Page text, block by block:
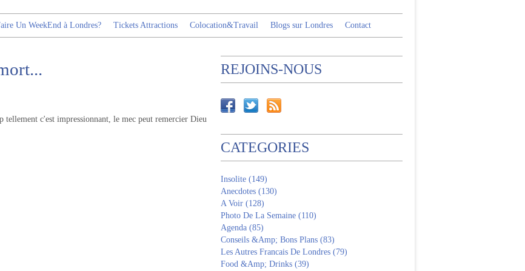
Un WeekEnd à Londres? Tickets Attractions Colocation&Travail Blogs sur Londres Contact
c'est impressionnant, le mec peut remercier Dieu
REJOINS-NOUS
CATEGORIES
Insolite (149)
Anecdotes (130)
A Voir (128)
Photo De La Semaine (110)
Agenda (85)
Conseils &Amp; Bons Plans (83)
Les Autres Francais De Londres (79)
Food &Amp; Drinks (39)